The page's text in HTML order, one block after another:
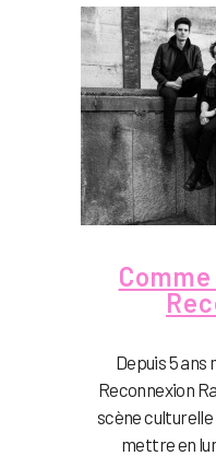
Depuis 5
Reconnexion
scène
mettre en